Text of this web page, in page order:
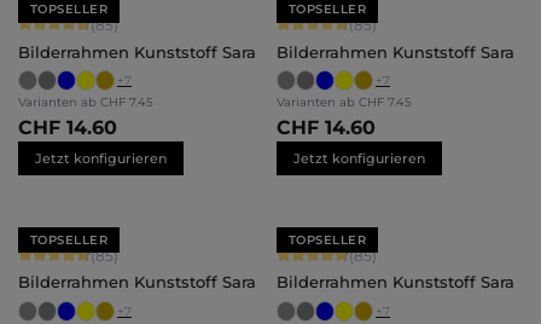
TOPSELLER
Durchschnittliche Bewertung von 4.71 von 5 Sternen
(85)
Bilderrahmen Kunststoff Sara
+7
Varianten ab CHF 7.45
CHF 14.60
Jetzt konfigurieren
TOPSELLER
Durchschnittliche Bewertung von
(85)
Bilderrahmen Kunststoff Sara
+7
Varianten ab CHF 7.45
CHF 14.60
Jetzt konfigurieren
TOPSELLER
Durchschnittliche Bewertung von 4.71 von 5 Sternen
(85)
Bilderrahmen Kunststoff Sara
+7
TOPSELLER
Durchschnittliche Bewertung von
(85)
Bilderrahmen Kunststoff Sara
+7